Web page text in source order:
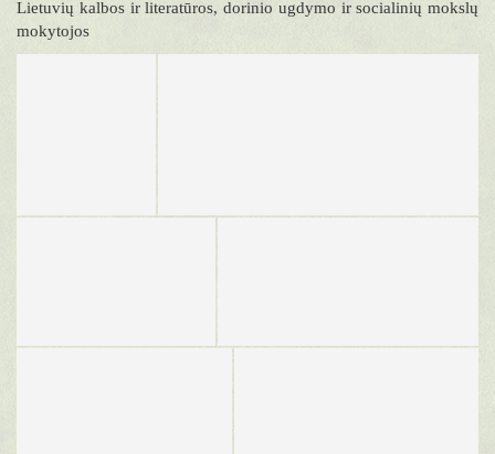
Lietuvių kalbos ir literatūros, dorinio ugdymo ir socialinių mokslų
mokytojos